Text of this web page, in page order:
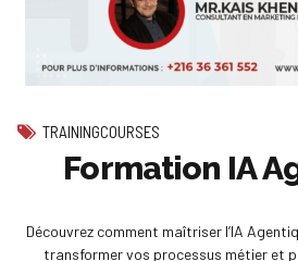
TRAININGCOURSES
Formation IA
Découvrez comment maîtriser l’IA
transformer vos processus métier et